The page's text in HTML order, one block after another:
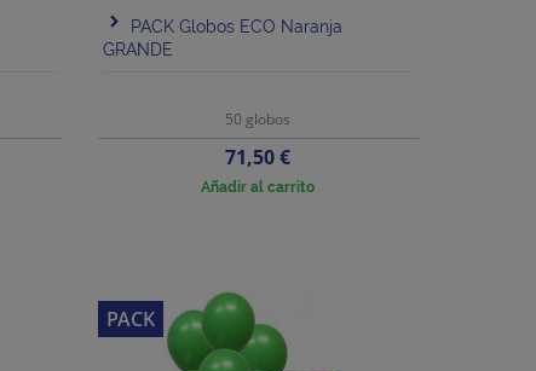
PACK Globos ECO Naranja
GRANDE
50 globos
Precio
71,50 €
Añadir al carrito
PACK